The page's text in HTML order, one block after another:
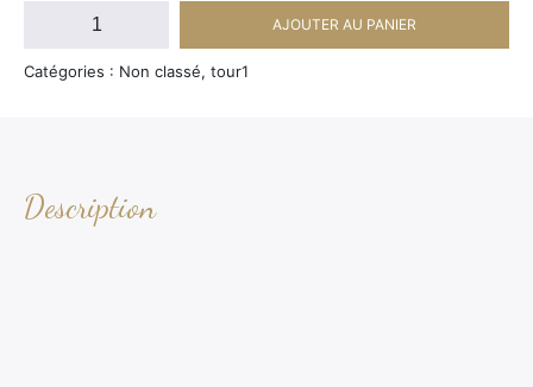
quantité
2026_FSGT_Samedi_tour1_139
AJOUTER AU PANIER
Catégories : Non classé, tour1
Description